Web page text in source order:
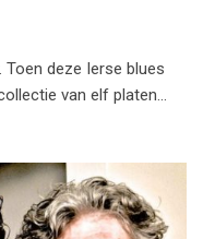
Toen deze Ierse blues
van elf platen…